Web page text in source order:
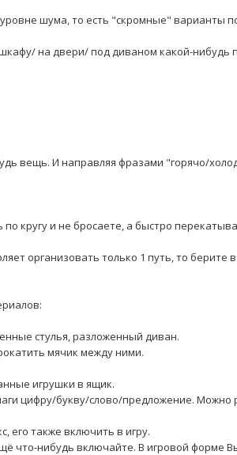
шума, то есть "скромные" варианты
на двери/ под диваном какой-нибудь
вещь. И направляя фразами "горячо/
кругу и не бросаете, а быстро
организовать только 1 путь, то
стулья, разложенный диван.⠀⠀
мячик между ними.⠀⠀
игрушки в ящик.⠀⠀
цифру/букву/слово/предложение. Можно
его также включить в игру.⠀⠀
что-нибудь включайте. В игровой форме